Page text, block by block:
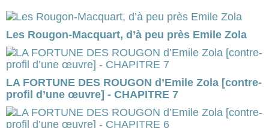
Les Rougon-Macquart, d’à peu près Emile Zola
LA FORTUNE DES ROUGON d’Emile Zola [contre-
profil d’une œuvre] - CHAPITRE 7